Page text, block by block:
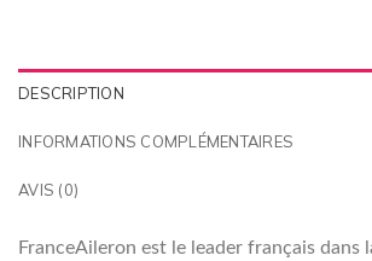
DESCRIPTION
INFORMATIONS COMPLÉMENTAIRES
AVIS (0)
FranceAileron est le leader français dans